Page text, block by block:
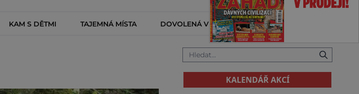
KAM S DĚTMI TAJEMNÁ MÍSTA DOVOLENÁ V ZAHRANIČÍ KALENDÁŘ AKCÍ
KALENDÁŘ AKCÍ